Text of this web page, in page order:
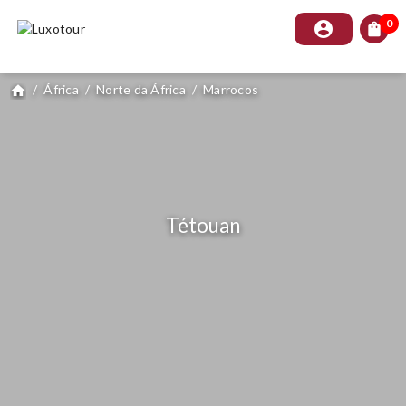
account_circle shopping_bag 0
home / África / Norte da África / Marrocos
Tétouan